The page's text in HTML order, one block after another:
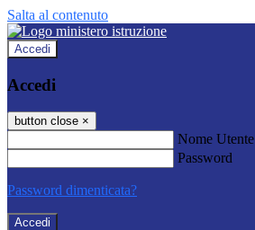
Salta al contenuto
Accedi
Accedi
button close ×
Nome Utente
Password
Password dimenticata?